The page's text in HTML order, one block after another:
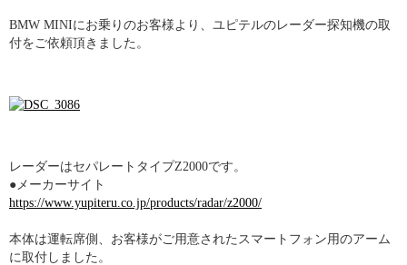
BMW MINIにお乗りのお客様より、ユピテルのレーダー探知機の取
付をご依頼頂きました。
レーダーはセパレートタイプZ2000です。
●メーカーサイト
https://www.yupiteru.co.jp/products/radar/z2000/
本体は運転席側、お客様がご用意されたスマートフォン用のアーム
に取付しました。